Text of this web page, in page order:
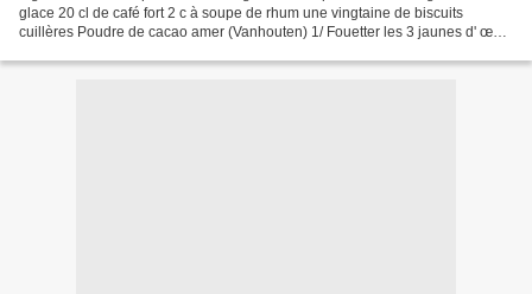
glace 20 cl de café fort 2 c à soupe de rhum une vingtaine de biscuits
cuillères Poudre de cacao amer (Vanhouten) 1/ Fouetter les 3 jaunes d' œufs